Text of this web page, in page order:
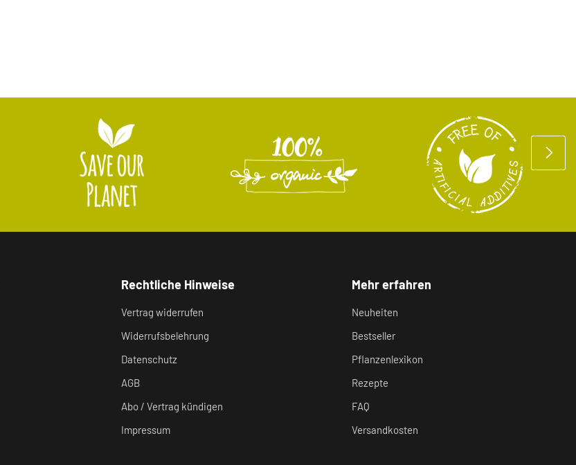
Rechtliche Hinweise
Vertrag widerrufen
Widerrufsbelehrung
Datenschutz
AGB
Abo / Vertrag kündigen
Impressum
Mehr erfahren
Neuheiten
Bestseller
Pflanzenlexikon
Rezepte
FAQ
Versandkosten